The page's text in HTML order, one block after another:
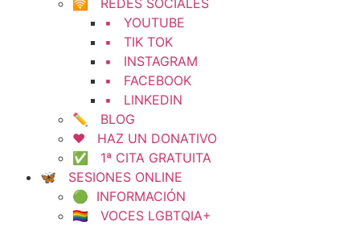
🛜 REDES SOCIALES
▪️ YOUTUBE
▪️ TIK TOK
▪️ INSTAGRAM
▪️ FACEBOOK
▪️ LINKEDIN
✏️ BLOG
❤️ HAZ UN DONATIVO
✅ 1ª CITA GRATUITA
🦋 SESIONES ONLINE
🟢 INFORMACIÓN
🏳️‍🌈 VOCES LGBTQIA+